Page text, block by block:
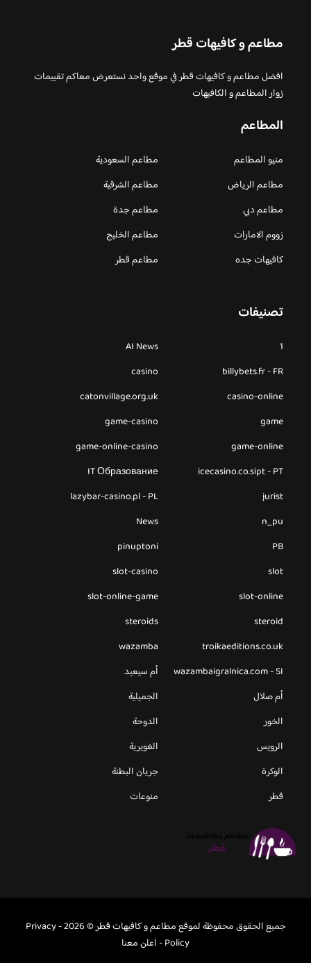
مطاعم و كافيهات قطر
افضل مطاعم و كافيهات قطر في موقع واحد نستعرض معاكم تقييمات
زوار المطاعم و الكافيهات
المطاعم
منيو المطاعم
مطاعم السعودية
مطاعم الرياض
مطاعم الشرقية
مطاعم دبي
مطاعم جدة
زووم الامارات
مطاعم الخليج
كافيهات جده
مطاعم قطر
تصنيفات
1
AI News
billybets.fr - FR
casino
casino-online
catonvillage.org.uk
game
game-casino
game-online
game-online-casino
icecasino.co.sipt - PT
IT Образование
jurist
lazybar-casino.pl - PL
n_pu
News
PB
pinuptoni
slot
slot-casino
slot-online
slot-online-game
steroid
steroids
troikaeditions.co.uk
wazamba
wazambaigralnica.com - SI
أم سيعيد
أم صلال
الجميلية
الخور
الدوحة
الرويس
الغويرية
الوكرة
جريان البطنة
قطر
منوعات
جميع الحقوق محفوظة لموقع مطاعم و كافيهات قطر © 2026 -
Privacy
Policy
-اعلن معنا